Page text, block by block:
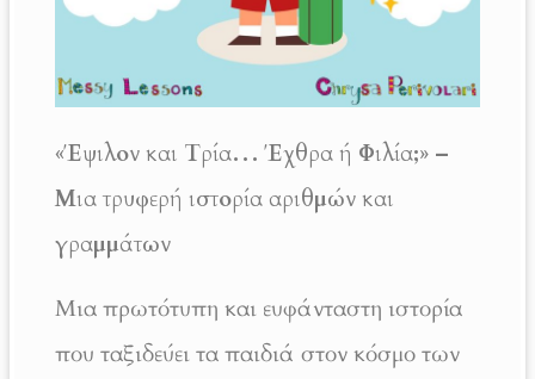
«Έψιλον και Τρία… Έχθρα ή Φιλία;» –
Μια τρυφερή ιστορία αριθμών και
γραμμάτων
Μια πρωτότυπη και ευφάνταστη ιστορία
που ταξιδεύει τα παιδιά στον κόσμο των